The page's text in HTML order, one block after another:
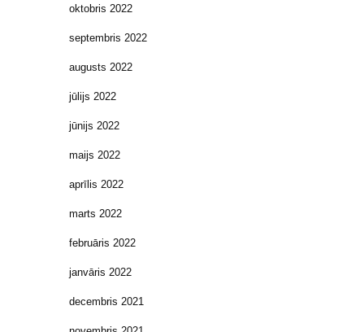
oktobris 2022
septembris 2022
augusts 2022
jūlijs 2022
jūnijs 2022
maijs 2022
aprīlis 2022
marts 2022
februāris 2022
janvāris 2022
decembris 2021